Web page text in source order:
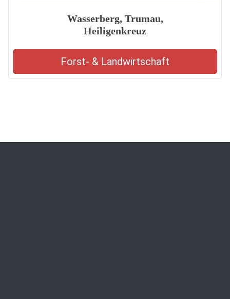
Wasserberg, Trumau,
Heiligenkreuz
Forst- & Landwirtschaft